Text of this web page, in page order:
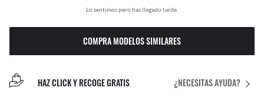
Lo sentimos pero has llegado tarde.
COMPRA MODELOS SIMILARES
¿NECESITAS AYUDA?
HAZ CLICK Y RECOGE GRATIS